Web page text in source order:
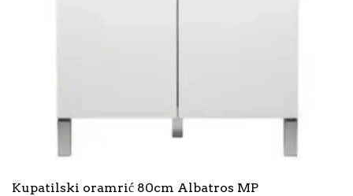
Kupatilski oramrić 80cm Albatros MP